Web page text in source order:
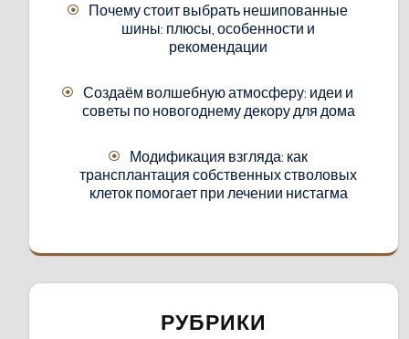
Почему стоит выбрать нешипованные
шины: плюсы, особенности и
рекомендации
Создаём волшебную атмосферу: идеи и
советы по новогоднему декору для дома
Модификация взгляда: как
трансплантация собственных стволовых
клеток помогает при лечении нистагма
РУБРИКИ